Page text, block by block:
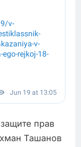
прав
Ташанов